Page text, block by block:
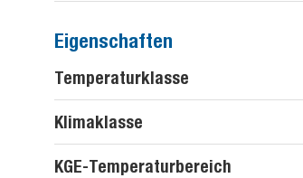
Eigenschaften
Temperaturklasse
Klimaklasse
KGE-Temperaturbereich